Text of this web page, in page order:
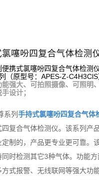
噻吩四复合气体检测
携式氯噻吩四复合气体检测
（原型号：APES-Z-C4H3ClS
强大、可拍照摄像、可照明
设计；
系列 手持式氯噻吩四复合气体
复合气体检测仪。该系列产
制的，产品更专业更可靠。
时检测其它3种气体。功能
式报警、无线联网等强大功